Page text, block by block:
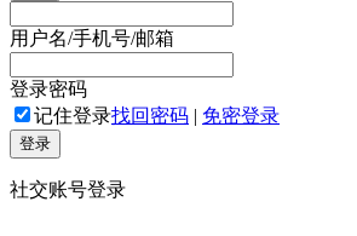
用户名/手机号/邮箱
登录密码
记住登录找回密码 | 免密登录
登录
社交账号登录